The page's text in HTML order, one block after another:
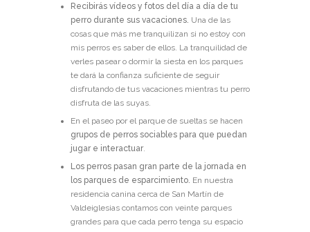
Recibirás vídeos y fotos del día a día de tu
perro durante sus vacaciones. Una de las
cosas que más me tranquilizan si no estoy con
mis perros es saber de ellos. La tranquilidad de
verles pasear o dormir la siesta en los parques
te dará la confianza suficiente de seguir
disfrutando de tus vacaciones mientras tu perro
disfruta de las suyas.
En el paseo por el parque de sueltas se hacen
grupos de perros sociables para que puedan
jugar e interactuar.
Los perros pasan gran parte de la jornada en
los parques de esparcimiento. En nuestra
residencia canina cerca de San Martín de
Valdeiglesias contamos con veinte parques
grandes para que cada perro tenga su espacio